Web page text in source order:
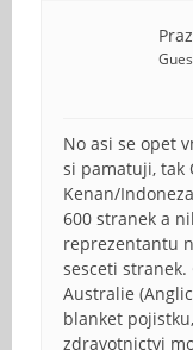
No asi se opet
si pamatuji, tak
Kenan/
600 stranek a
reprezentantu
sesceti stranek.
Australie
blanket
zdravotnictvi